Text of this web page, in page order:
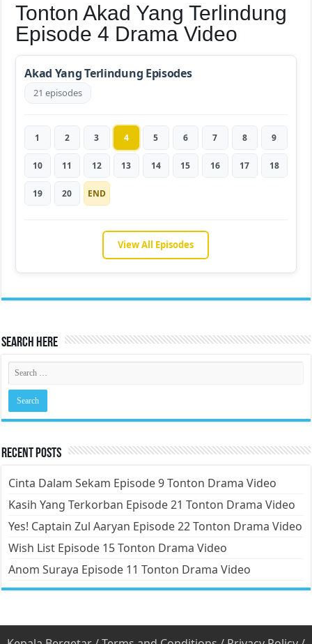
Tonton Akad Yang Terlindung
Episode 4 Drama Video
Akad Yang Terlindung Episodes
21 episodes
1 2 3 4 5 6 7 8 9
10 11 12 13 14 15 16 17 18
19 20 END
View All Episodes
Search Here
Recent Posts
Cinta Dalam Sekam Episode 9 Tonton Drama Video
Kasih Yang Terkorban Episode 21 Tonton Drama Video
Yes! Captain Zul Aaryan Episode 22 Tonton Drama Video
Wish List Episode 15 Tonton Drama Video
Anom Suraya Episode 11 Tonton Drama Video